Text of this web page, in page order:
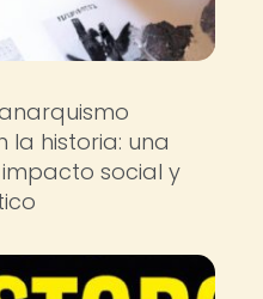
la historia: una
social y